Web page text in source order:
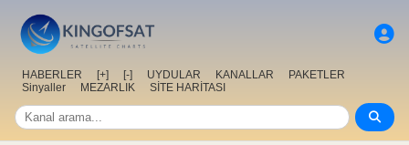
HABERLER [+] [-] UYDULAR KANALLAR
PAKETLER
Sinyaller
MEZARLIK SİTE HARİTASI